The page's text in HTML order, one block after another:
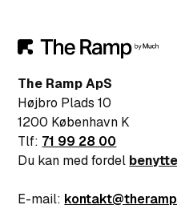
The Ramp ApS
Højbro Plads 10
1200 København K
Tlf: 71 99 28 00
Du kan med fordel
E-mail: